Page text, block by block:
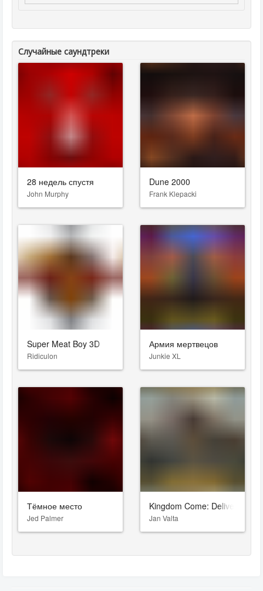
Случайные саундтреки
28 недель спустя
John Murphy
Dune 2000
Frank Klepacki
Super Meat Boy 3D
Ridiculon
Армия мертвецов
Junkie XL
Тёмное место
Jed Palmer
Kingdom Come: Deliverance II
Jan Valta